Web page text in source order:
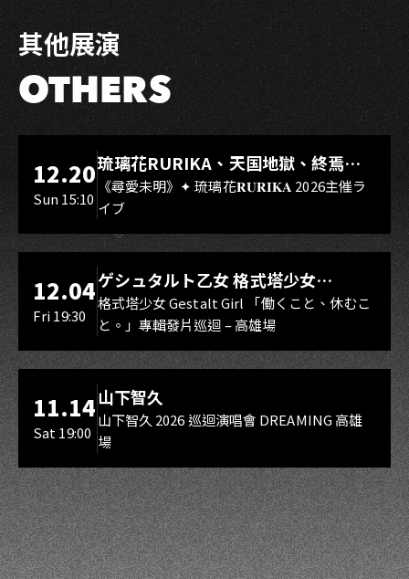
其他展演
OTHERS
LIVE WAREHOUSE 小庫
12.20
Sun 15:10
琉璃花RURIKA、天国地獄、終焉
Rebirth、DUALIA、無我夢中、花奏
スマイル（O.A.）
《尋愛未明》✦ 琉璃花𝐑𝐔𝐑𝐈𝐊𝐀 2026主催ラ
イブ
LIVE WAREHOUSE 小庫
12.04
Fri 19:30
ゲシュタルト乙女 格式塔少女
Gestalt Girl
格式塔少女 Gestalt Girl 「働くこと、休むこ
と。」專輯發片巡迴 – 高雄場
11.14
Sat 19:00
山下智久
山下智久 2026 巡迴演唱會 DREAMING 高雄
場